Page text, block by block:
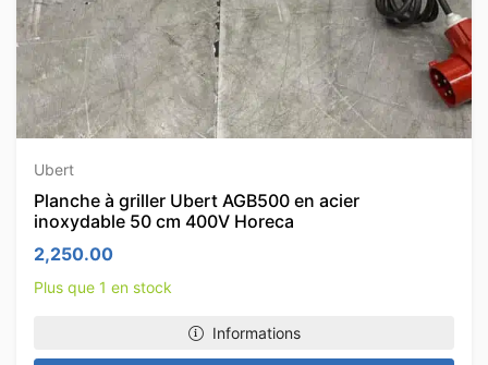
Ubert
Planche à griller Ubert AGB500 en acier
inoxydable 50 cm 400V Horeca
2,250.00
Plus que 1 en stock
Informations